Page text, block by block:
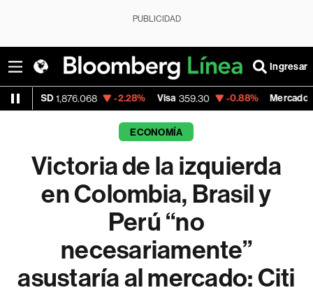
PUBLICIDAD
Ingresar
-2.28% Visa 359.30 -0.88% MercadoLibre 1,829.82
ECONOMÍA
Victoria de la izquierda
en Colombia, Brasil y
Perú “no
necesariamente”
asustaría al mercado: Citi